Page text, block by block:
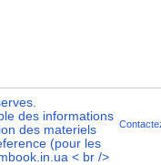
des informations
des materiels
(pour les
< br />